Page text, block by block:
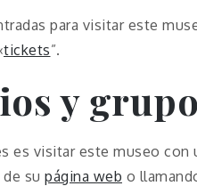
para visitar este
tickets”.
y
es visitar este museo
su página web o